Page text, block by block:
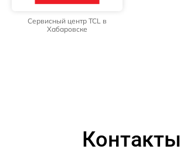
Сервисный центр TCL в
Хабаровске
Контакты